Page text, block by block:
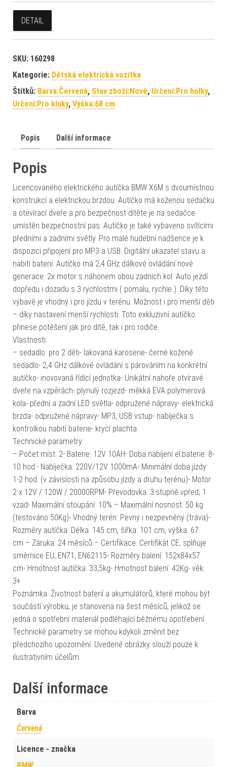
DETAIL
SKU: 160298
Kategorie: Dětská elektrická vozítka
Štítků: Barva:Červená, Stav zboží:Nové, Určení:Pro holky,
Určení:Pro kluky, Výška:68 cm
Popis Další informace
Popis
Licencovaného elektrického autíčka BMW X6M s dvoumístnou
konstrukcí a elektrickou brzdou. Autíčko má koženou sedačku
a otevírací dveře a pro bezpečnost dítěte je na sedačce
umístěn bezpečnostní pas. Autíčko je také vybaveno svítícími
předními a zadními světly. Pro malé hudební nadšence je k
dispozici připojení pro MP3 a USB. Digitální ukazatel stavu a
nabití baterií. Autíčko má 2,4 GHz dálkové ovládání nové
generace. 2x motor s náhonem obou zadních kol. Auto jezdí
dopředu i dozadu s 3 rychlostmi ( pomalu, rychle ). Díky této
výbavě je vhodný i pro jízdu v terénu. Možnost i pro menší děti
– díky nastavení menší rychlosti. Toto exkluzivní autíčko
přinese potěšení jak pro dítě, tak i pro rodiče.
Vlastnosti:
– sedadlo: pro 2 děti- lakovaná karoserie- černé kožené
sedadlo- 2,4 GHz dálkové ovládání s párováním na konkrétní
autíčko- inovovaná řídící jednotka- Unikátní nahoře otvíravé
dveře na vzpěrách- plynulý rozjezd- měkká EVA polymerová
kola- přední a zadní LED světla- odpružené nápravy- elektrická
brzda- odpružené nápravy- MP3, USB vstup- nabíječka s
kontrolkou nabití baterie- krycí plachta
Technické parametry:
– Počet míst: 2- Baterie: 12V 10AH- Doba nabíjení el.baterie: 8-
10 hod.- Nabíječka: 220V/12V 1000mA- Minimální doba jízdy:
1-2 hod. (v závislosti na způsobu jízdy a druhu terénu)- Motor:
2 x 12V / 120W / 20000RPM- Převodovka: 3.stupně vpřed, 1
vzad- Maximální stoupání: 10% – Maximální nosnost: 50 kg
(testováno 50Kg)- Vhodný terén: Pevný i nezpevněný (tráva)-
Rozměry autíčka: Délka: 145 cm, šířka: 101 cm, výška: 67
cm – Záruka: 24 měsíců – Certifikace: Certifikát CE, splňuje
směrnice EU, EN71, EN62115- Rozměry balení: 152x84x57
cm- Hmotnost autíčka: 33,5kg- Hmotnost balení: 42Kg- věk:
3+
Poznámka: Životnost baterií a akumulátorů, které mohou být
součástí výrobku, je stanovena na šest měsíců, jelikož se
jedná o spotřební materiál podléhající běžnému opotřebení.
Technické parametry se mohou kdykoli změnit bez
předchozího upozornění. Uvedené obrázky slouží pouze k
ilustrativním účelům.
Další informace
Barva
Červená
Licence - značka